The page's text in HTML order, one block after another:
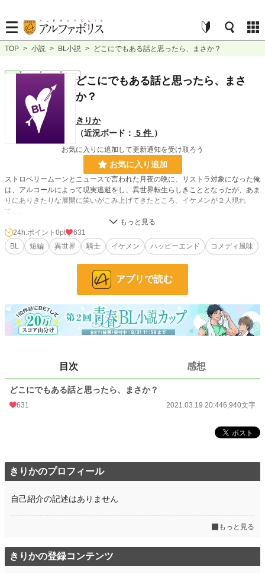
TOP > 小説 > BL小説 > どこにでもある話と思ったら、まさか？
BL 完結 短編
どこにでもある話と思ったら、まさ
か？
きりか
（近況ボード： 5 件 ）
お気に入りに追加して更新通知を受け取ろう
お気に入り追加
ストロベリームーンとニュースで言われた月夜の晩に、リストラ対象になった俺
は、アルコールによって現実逃避をし、異世界転生らしきこととなったが、あま
りにありきたりな展開に笑いがこみ上げてきたところ、イケメンが２人現れ
て…。
小説 229,046 位 / 229,046 件
文字数 6,940
2021.03.19 20:44
週間ポイント
累計ポイント 75,445 pt (35,650 位)
24h.ポイント 0pt
631
BL
短編 異世界 騎士 イケメン ハッピーエンド コメディ風味
アプリで読む
目次 感想
どこにでもある話と思ったら、まさか？
631 2021.03.19 20:446,940文字
きりかのプロフィール
自己紹介の記述はありません
もっと見る
きりかの登録コンテンツ